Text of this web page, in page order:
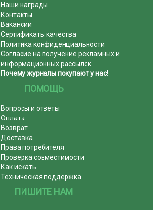
Наши награды
Контакты
Вакансии
Сертификаты качества
Политика конфиденциальности
Согласие на получение рекламных и
информационных рассылок
Почему журналы покупают у нас!
ПОМОЩЬ
Вопросы и ответы
Оплата
Возврат
Доставка
Права потребителя
Проверка совместимости
Как искать
Техническая поддержка
ПИШИТЕ НАМ